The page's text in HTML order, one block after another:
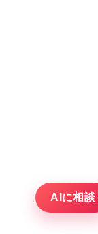
AIに相談